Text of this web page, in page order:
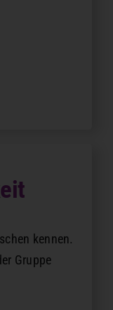
kennen.
Gruppe